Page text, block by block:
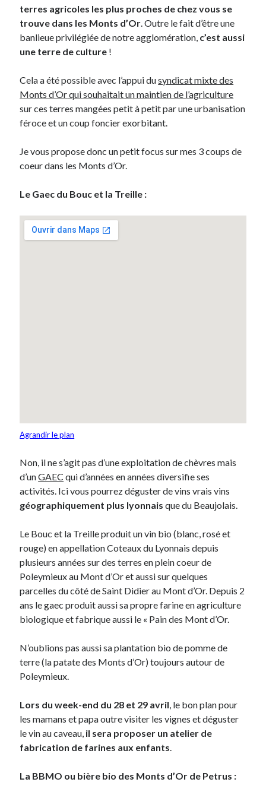
Post inutile
Proust
Sons
Sorties cuculturelles
Vidéos
terres agricoles les plus proches de chez vous se
trouve dans les Monts d’Or. Outre le fait d’être une
banlieue privilégiée de notre agglomération, c’est aussi
une terre de culture !
Cela a été possible avec l’appui dusyndicat mixte des
Monts d’Orqui souhaitait un maintien de l’agriculture
sur ces terres mangées petit à petit par une urbanisation
féroce et un coup foncier exorbitant.
Je vous propose donc un petit focus sur mes 3 coups de
coeur dans les Monts d’Or.
Le Gaec du Bouc et la Treille :
Agrandir le plan
Non, il ne s’agit pas d’une exploitation de chèvres mais
d’unGAEC qui d’années en années diversifie ses
activités. Ici vous pourrez déguster de vins vrais vins
géographiquement plus lyonnais que du Beaujolais.
Le Bouc et la Treille produit un vin bio (blanc, rosé et
rouge) en appellation Coteaux du Lyonnais depuis
plusieurs années sur des terres en plein coeur de
Poleymieux au Mont d’Or et aussi sur quelques
parcelles du côté de Saint Didier au Mont d’Or. Depuis 2
ans le gaec produit aussi sa propre farine en agriculture
biologique et fabrique aussi le « Pain des Mont d’Or.
N’oublions pas aussi sa plantation bio de pomme de
terre (la patate des Monts d’Or) toujours autour de
Poleymieux.
Lors du week-end du 28 et 29 avril, le bon plan pour
les mamans et papa outre visiter les vignes et déguster
le vin au caveau, il sera proposer un atelier de
fabrication de farines aux enfants.
La BBMO ou bière bio des Monts d’Or de Petrus :